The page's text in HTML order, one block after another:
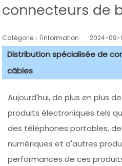
connecteurs de
Catégorie：l'information 2024-09-
Distribution spécialisée de
câbles
Aujourd'hui, de plus en plus
produits électroniques tels
des téléphones portables,
numériques et d'autres
performances de ces